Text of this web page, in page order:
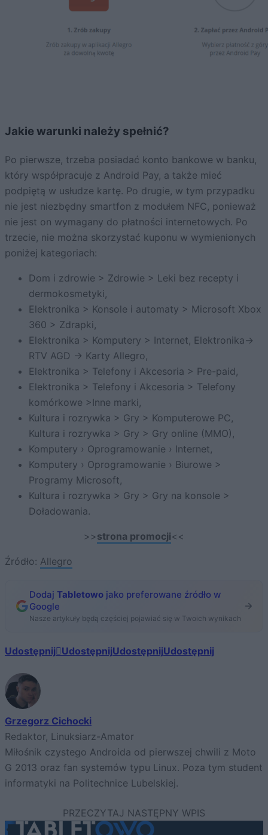
Jakie warunki należy spełnić?
Po pierwsze, trzeba posiadać konto bankowe w banku,
który współpracuje z Android Pay, a także mieć
podpiętą w usłudze kartę. Po drugie, w tym przypadku
nie jest niezbędny smartfon z modułem NFC, ponieważ
nie jest on wymagany do płatności internetowych. Po
trzecie, nie można skorzystać kuponu w wymienionych
poniżej kategoriach:
Dom i zdrowie > Zdrowie > Leki bez recepty i
dermokosmetyki,
Elektronika > Konsole i automaty > Microsoft Xbox
360 > Zdrapki,
Elektronika > Komputery > Internet, Elektronika->
RTV AGD -> Karty Allegro,
Elektronika > Telefony i Akcesoria > Pre-paid,
Elektronika > Telefony i Akcesoria > Telefony
komórkowe >Inne marki,
Kultura i rozrywka > Gry > Komputerowe PC,
Kultura i rozrywka > Gry > Gry online (MMO),
Komputery › Oprogramowanie › Internet,
Komputery › Oprogramowanie › Biurowe >
Programy Microsoft,
Kultura i rozrywka > Gry > Gry na konsole >
Doładowania.
>>strona promocji<<
Źródło: Allegro
Dodaj Tabletowo jako preferowane źródło w
Google
Nasze artykuły będą częściej pojawiać się w Twoich wynikach
Udostępnij UdostępnijUdostępnijUdostępnij
Grzegorz Cichocki
Redaktor, Linuksiarz-Amator
Miłośnik czystego Androida od pierwszej chwili z Moto
G 2013 oraz fan systemów typu Linux. Poza tym student
informatyki na Politechnice Lubelskiej.